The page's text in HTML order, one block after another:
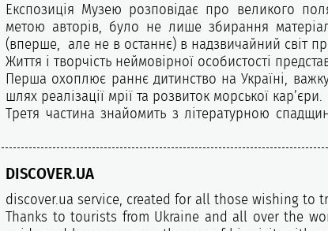
Експозиція Музею розповідає про великого
метою авторів, було не лише збирання
(вперше, але не в останнє) в надзвичайний світ
Життя і творчість неймовірної особистості
Перша охоплює раннє дитинство на Україні,
шлях реалізації мрії та розвиток морської кар’єри.
Третя частина знайомить з літературною
DISCOVER.UA
discover.ua service, created for all those wishing to
Thanks to tourists from Ukraine and all over the